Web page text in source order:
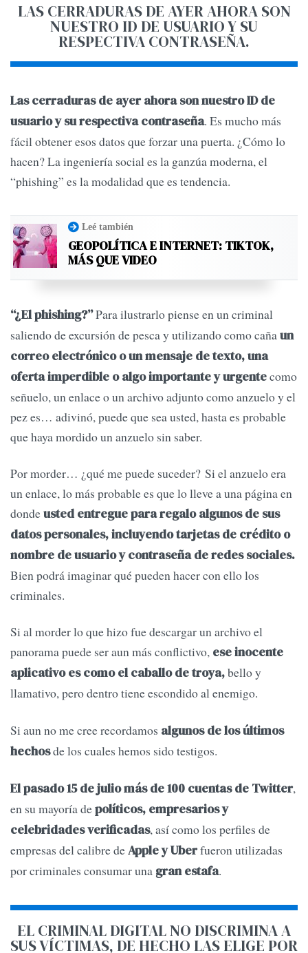
LAS CERRADURAS DE AYER AHORA SON
NUESTRO ID DE USUARIO Y SU
RESPECTIVA CONTRASEÑA.
Las cerraduras de ayer ahora son nuestro ID de
usuario y su respectiva contraseña. Es mucho más
fácil obtener esos datos que forzar una puerta. ¿Cómo lo
hacen? La ingeniería social es la ganzúa moderna, el
“phishing” es la modalidad que es tendencia.
Leé también
GEOPOLÍTICA E INTERNET: TIKTOK,
MÁS QUE VIDEO
“¿El phishing?”Para ilustrarlo piense en un criminal
saliendo de excursión de pesca y utilizando como caña un
correo electrónico o un mensaje de texto, una
oferta imperdible o algo importante y urgentecomo
señuelo, un enlace o un archivo adjunto como anzuelo y el
pez es… adivinó, puede que sea usted, hasta es probable
que haya mordido un anzuelo sin saber.
Por morder… ¿qué me puede suceder? Si el anzuelo era
un enlace, lo más probable es que lo lleve a una página en
dondeusted entregue para regalo algunos de sus
datos personales, incluyendo tarjetas de crédito o
nombre de usuario y contraseña de redes sociales.
Bien podrá imaginar qué pueden hacer con ello los
criminales.
Si al morder lo que hizo fue descargar un archivo el
panorama puede ser aun más conflictivo, ese inocente
aplicativo es como el caballo de troya,bello y
llamativo, pero dentro tiene escondido al enemigo.
Si aun no me cree recordamos algunos de los últimos
hechosde los cuales hemos sido testigos.
El pasado 15 de julio más de 100 cuentas de Twitter,
en su mayoría depolíticos, empresarios y
celebridades verificadas, así como los perfiles de
empresas del calibre deApple y Uberfueron utilizadas
por criminales consumar una gran estafa.
EL CRIMINAL DIGITAL NO DISCRIMINA A
SUS VÍCTIMAS, DE HECHO LAS ELIGE POR